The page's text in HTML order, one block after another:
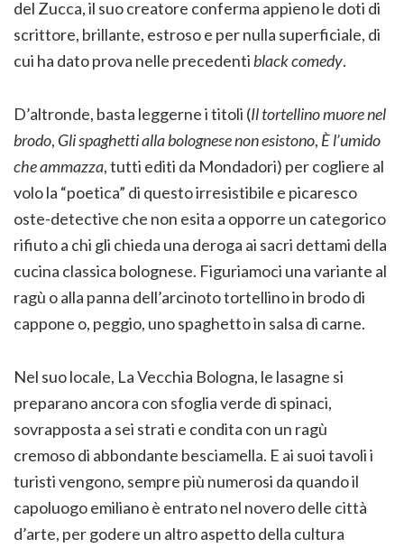
del Zucca, il suo creatore conferma appieno le doti di
scrittore, brillante, estroso e per nulla superficiale, di
cui ha dato prova nelle precedenti black comedy.
D’altronde, basta leggerne i titoli (Il tortellino muore nel
brodo, Gli spaghetti alla bolognese non esistono, È l’umido
che ammazza, tutti editi da Mondadori) per cogliere al
volo la “poetica” di questo irresistibile e picaresco
oste-detective che non esita a opporre un categorico
rifiuto a chi gli chieda una deroga ai sacri dettami della
cucina classica bolognese. Figuriamoci una variante al
ragù o alla panna dell’arcinoto tortellino in brodo di
cappone o, peggio, uno spaghetto in salsa di carne.
Nel suo locale, La Vecchia Bologna, le lasagne si
preparano ancora con sfoglia verde di spinaci,
sovrapposta a sei strati e condita con un ragù
cremoso di abbondante besciamella. E ai suoi tavoli i
turisti vengono, sempre più numerosi da quando il
capoluogo emiliano è entrato nel novero delle città
d’arte, per godere un altro aspetto della cultura